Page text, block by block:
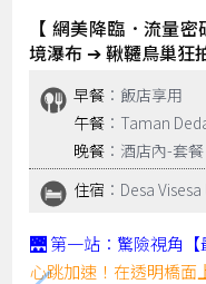
【 網美降臨．流量
境瀑布 ➔ 鞦韆鳥巢狂
早餐 ：飯店享用
午餐 ：Taman
晚餐 ：酒店內-套餐
住宿 ：Desa
🌉 第一站：驚險視角【
心跳加速！在透明橋面